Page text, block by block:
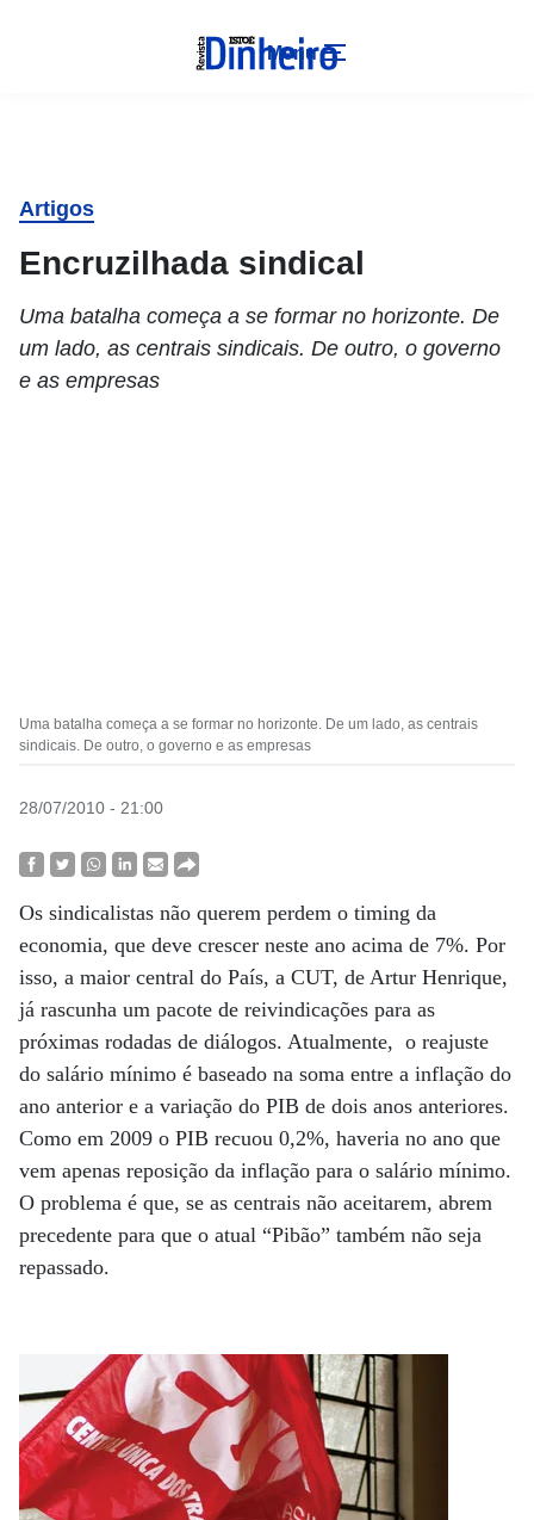
Menu
Artigos
Encruzilhada sindical
Uma batalha começa a se formar no horizonte. De
um lado, as centrais sindicais. De outro, o governo
e as empresas
Uma batalha começa a se formar no horizonte. De um lado, as centrais
sindicais. De outro, o governo e as empresas
28/07/2010 - 21:00
Os sindicalistas não querem perdem o timing da
economia, que deve crescer neste ano acima de 7%. Por
isso, a maior central do País, a CUT, de Artur Henrique,
já rascunha um pacote de reivindicações para as
próximas rodadas de diálogos. Atualmente, o reajuste
do salário mínimo é baseado na soma entre a inflação do
ano anterior e a variação do PIB de dois anos anteriores.
Como em 2009 o PIB recuou 0,2%, haveria no ano que
vem apenas reposição da inflação para o salário mínimo.
O problema é que, se as centrais não aceitarem, abrem
precedente para que o atual “Pibão” também não seja
repassado.